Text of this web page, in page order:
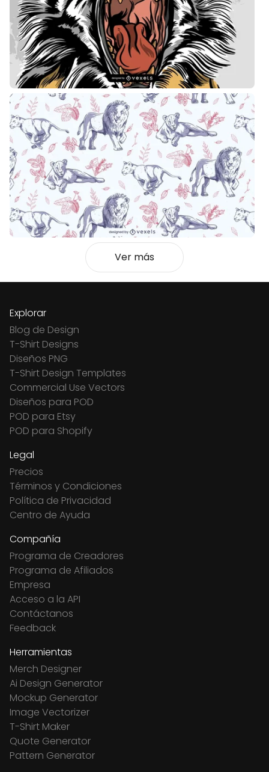
Ver más
Explorar
Blog de Design
T-Shirt Designs
Diseños PNG
T-Shirt Design Templates
Commercial Use Vectors
Diseños para POD
POD para Etsy
POD para Shopify
Legal
Precios
Términos y Condiciones
Política de Privacidad
Centro de Ayuda
Compañía
Programa de Creadores
Programa de Afiliados
Empresa
Acceso a la API
Contáctanos
Feedback
Herramientas
Merch Designer
Ai Design Generator
Mockup Generator
Image Vectorizer
T-Shirt Maker
Quote Generator
Pattern Generator